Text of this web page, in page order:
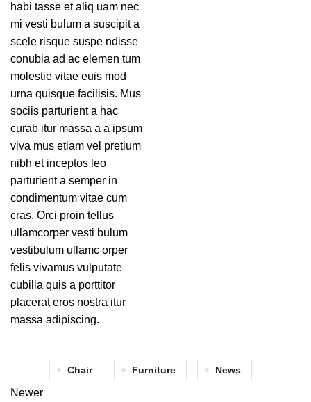
habi tasse et aliq uam nec
mi vesti bulum a suscipit a
scele risque suspe ndisse
conubia ad ac elemen tum
molestie vitae euis mod
urna quisque facilisis. Mus
sociis parturient a hac
curab itur massa a a ipsum
viva mus etiam vel pretium
nibh et inceptos leo
parturient a semper in
condimentum vitae cum
cras. Orci proin tellus
ullamcorper vesti bulum
vestibulum ullamc orper
felis vivamus vulputate
cubilia quis a porttitor
placerat eros nostra itur
massa adipiscing.
Chair Furniture News
Newer